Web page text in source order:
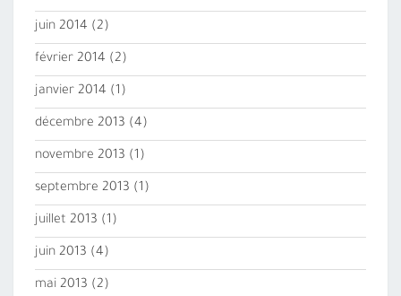
juin 2014 (2)
février 2014 (2)
janvier 2014 (1)
décembre 2013 (4)
novembre 2013 (1)
septembre 2013 (1)
juillet 2013 (1)
juin 2013 (4)
mai 2013 (2)